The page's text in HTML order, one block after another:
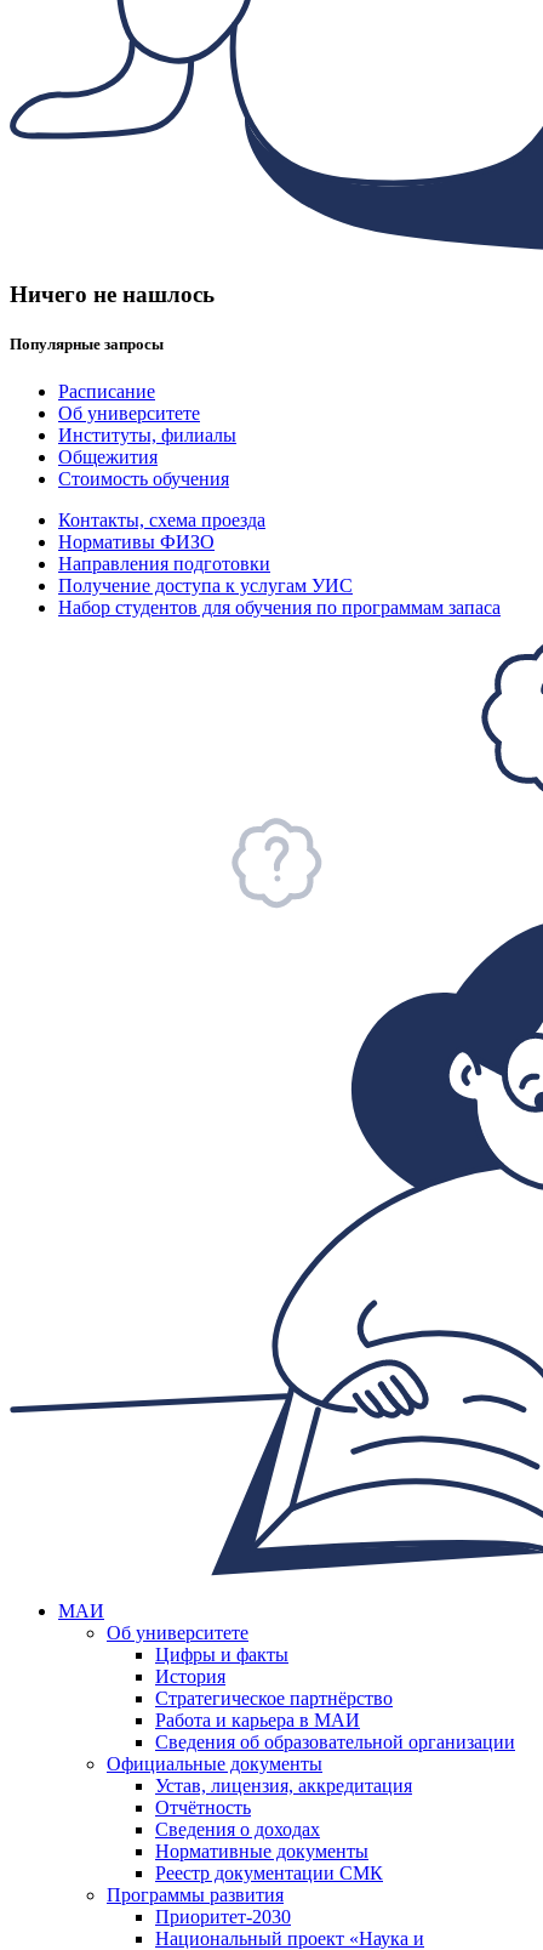
Ничего не нашлось
Популярные запросы
Расписание
Об университете
Институты, филиалы
Общежития
Стоимость обучения
Контакты, схема проезда
Нормативы ФИЗО
Направления подготовки
Получение доступа к услугам УИС
Набор студентов для обучения по программам запаса
МАИ
Об университете
Цифры и факты
История
Стратегическое партнёрство
Работа и карьера в МАИ
Сведения об образовательной организации
Официальные документы
Устав, лицензия, аккредитация
Отчётность
Сведения о доходах
Нормативные документы
Реестр документации СМК
Программы развития
Приоритет-2030
Национальный проект «Наука и